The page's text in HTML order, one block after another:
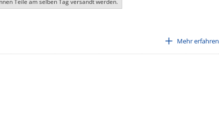
Teile am selben Tag versandt werden.
Mehr erfahren